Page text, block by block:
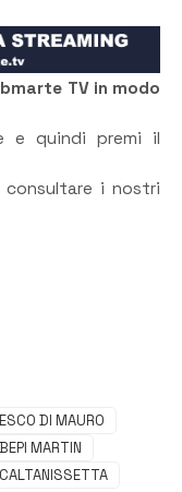
TV in modo
e quindi premi il
i nostri
DI MAURO
BEPI MARTIN
CALTANISSETTA